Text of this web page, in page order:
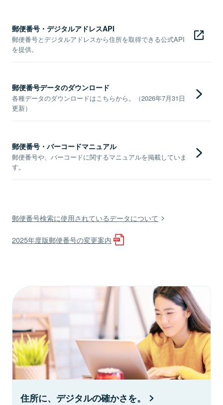
郵便番号・デジタルアドレスAPI
郵便番号とデジタルアドレスから住所を取得できる公式API
を提供。
郵便番号データのダウンロード
各種データのダウンロードはこちらから。（2026年7月31日
更新）
郵便番号・バーコードマニュアル
郵便番号や、バーコードに関するマニュアルを掲載していま
す。
郵便番号検索に使用されているデータについて
2025年度版郵便番号の変更案内
住所に、デジタルの確かさを。